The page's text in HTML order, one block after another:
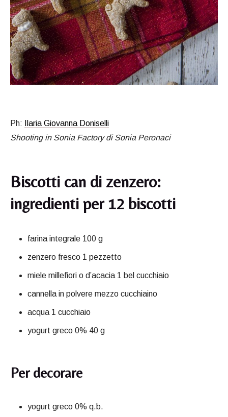
Ph:
Ilaria Giovanna Doniselli
Shooting in Sonia Factory di Sonia Peronaci
Biscotti can di zenzero:
ingredienti per 12 biscotti
farina integrale 100 g
zenzero fresco 1 pezzetto
miele millefiori o d’acacia 1 bel cucchiaio
cannella in polvere mezzo cucchiaino
acqua 1 cucchiaio
yogurt greco 0% 40 g
Per decorare
yogurt greco 0% q.b.